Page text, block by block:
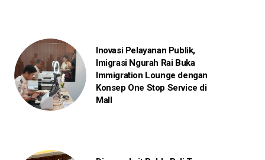
Inovasi Pelayanan Publik,
Imigrasi Ngurah Rai Buka
Immigration Lounge dengan
Konsep One Stop Service di
Mall